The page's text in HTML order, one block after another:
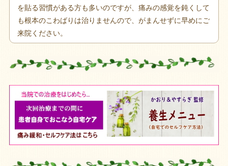
を貼る習慣がある方も多いのですが、痛みの感覚を鈍くして
も根本のこわばりは治りませんので、がまんせずに早めにご
来院ください。